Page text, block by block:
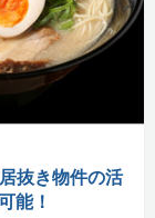
抜き物件の活
能！